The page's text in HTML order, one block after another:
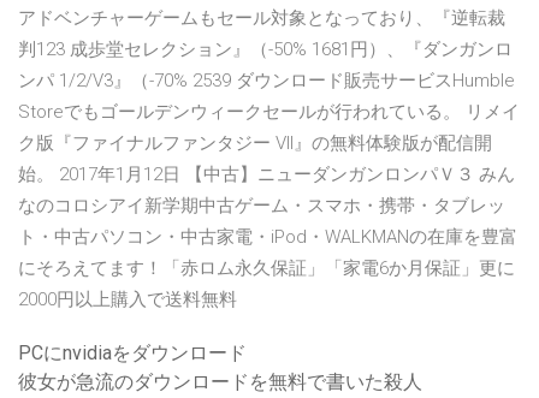
アドベンチャーゲームもセール対象となっており、『逆転裁
判123 成歩堂セレクション』（-50% 1681円）、『ダンガンロ
ンパ 1/2/V3』（-70% 2539 ダウンロード販売サービスHumble
Storeでもゴールデンウィークセールが行われている。 リメイ
ク版『ファイナルファンタジー VII』の無料体験版が配信開
始。 2017年1月12日 【中古】ニューダンガンロンパＶ３ みん
なのコロシアイ新学期中古ゲーム・スマホ・携帯・タブレッ
ト・中古パソコン・中古家電・iPod・WALKMANの在庫を豊富
にそろえてます！「赤ロム永久保証」「家電6か月保証」更に
2000円以上購入で送料無料
PCにnvidiaをダウンロード
彼女が急流のダウンロードを無料で書いた殺人